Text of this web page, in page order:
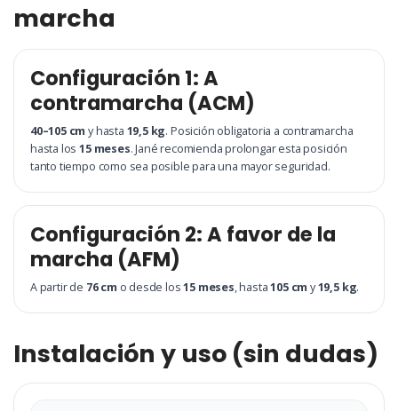
marcha
Configuración 1: A
contramarcha (ACM)
40–105 cm y hasta 19,5 kg. Posición obligatoria a contramarcha
hasta los15 meses. Jané recomienda prolongar esta posición
tanto tiempo como sea posible para una mayor seguridad.
Configuración 2: A favor de la
marcha (AFM)
A partir de 76 cm o desde los15 meses, hasta105 cm y19,5 kg.
Instalación y uso (sin dudas)